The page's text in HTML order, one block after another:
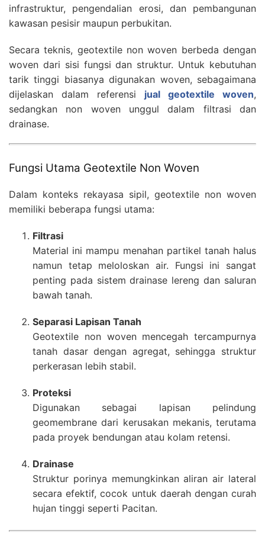
infrastruktur, pengendalian erosi, dan pembangunan
kawasan pesisir maupun perbukitan.
Secara teknis, geotextile non woven berbeda dengan
woven dari sisi fungsi dan struktur. Untuk kebutuhan
tarik tinggi biasanya digunakan woven, sebagaimana
dijelaskan dalam referensi jual geotextile woven,
sedangkan non woven unggul dalam filtrasi dan
drainase.
Fungsi Utama Geotextile Non Woven
Dalam konteks rekayasa sipil, geotextile non woven
memiliki beberapa fungsi utama:
Filtrasi
Material ini mampu menahan partikel tanah halus
namun tetap meloloskan air. Fungsi ini sangat
penting pada sistem drainase lereng dan saluran
bawah tanah.
Separasi Lapisan Tanah
Geotextile non woven mencegah tercampurnya
tanah dasar dengan agregat, sehingga struktur
perkerasan lebih stabil.
Proteksi
Digunakan sebagai lapisan pelindung
geomembrane dari kerusakan mekanis, terutama
pada proyek bendungan atau kolam retensi.
Drainase
Struktur porinya memungkinkan aliran air lateral
secara efektif, cocok untuk daerah dengan curah
hujan tinggi seperti Pacitan.